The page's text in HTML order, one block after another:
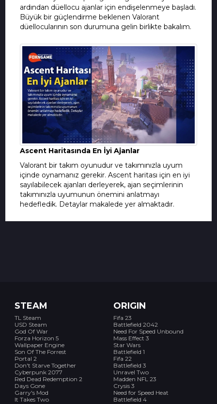
ardından düellocu ajanlar için endişelenmeye başladı.
Büyük bir güçlendirme beklenen Valorant
düellocularının son durumuna gelin birlikte bakalım.
Ascent Haritasında En İyi Ajanlar
Valorant bir takım oyunudur ve takımınızla uyum
içinde oynamanız gerekir. Ascent haritası için en iyi
sayılabilecek ajanları derleyerek, ajan seçimlerinin
takımınızla uyumunun önemini anlatmayı
hedefledik. Detaylar makalede yer almaktadır.
STEAM
TL Steam
USD Steam
God Of War
Forza Horizon 5
Wallpaper Engine
Son Of The Forrest
Portal 2
Don't Starve Together
Cyberpunk 2077
Red Dead Redemption 2
Days Gone
Garry's Mod
It Takes Two
ORIGIN
Fifa 23
Battlefield 2042
Need For Speed Unbound
Mass Effect 3
Star Wars
Battlefield 1
Fifa 22
Battlefield 3
Unravel Two
Madden NFL 23
Crysis 3
Need for Speed Heat
Battlefield 4